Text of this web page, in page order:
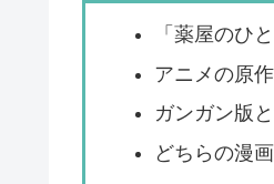
「薬屋のひ
アニメの原
ガンガン版
どちらの漫